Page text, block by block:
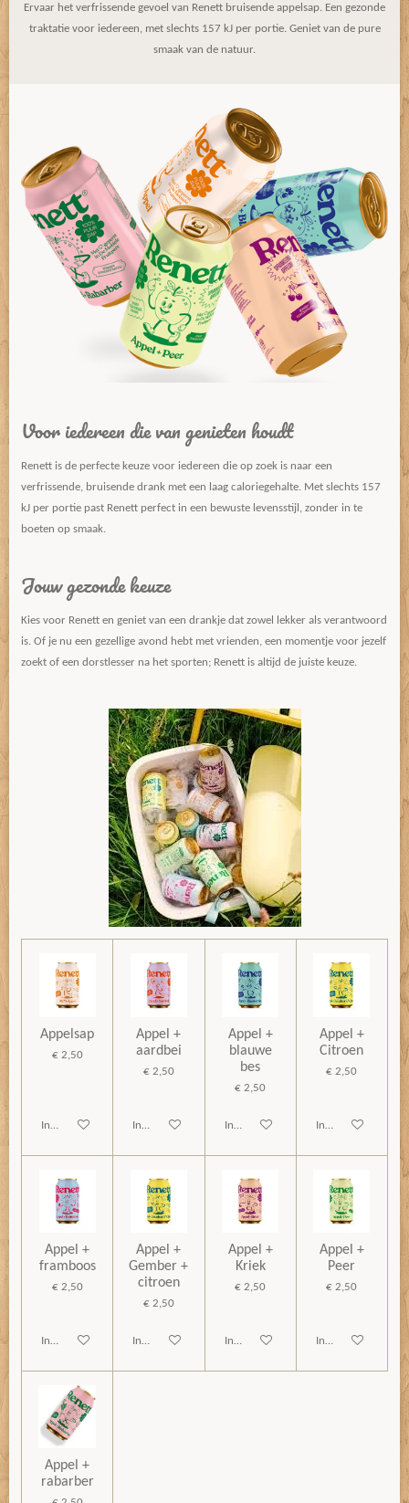
Ervaar het verfrissende gevoel van Renett bruisende appelsap. Een gezonde
traktatie voor iedereen, met slechts 157 kJ per portie. Geniet van de pure
smaak van de natuur.
Voor iedereen die van genieten houdt
Renett is de perfecte keuze voor iedereen die op zoek is naar een
verfrissende, bruisende drank met een laag caloriegehalte. Met slechts 157
kJ per portie past Renett perfect in een bewuste levensstijl, zonder in te
boeten op smaak.
Jouw gezonde keuze
Kies voor Renett en geniet van een drankje dat zowel lekker als verantwoord
is. Of je nu een gezellige avond hebt met vrienden, een momentje voor jezelf
zoekt of een dorstlesser na het sporten; Renett is altijd de juiste keuze.
Appelsap
€ 2,50
In winkelwagen
Appel +
aardbei
€ 2,50
In winkelwagen
Appel +
blauwe
bes
€ 2,50
In winkelwagen
Appel +
Citroen
€ 2,50
In winkelwagen
Appel +
framboos
€ 2,50
In winkelwagen
Appel +
Gember +
citroen
€ 2,50
In winkelwagen
Appel +
Kriek
€ 2,50
In winkelwagen
Appel +
Peer
€ 2,50
In winkelwagen
Appel +
rabarber